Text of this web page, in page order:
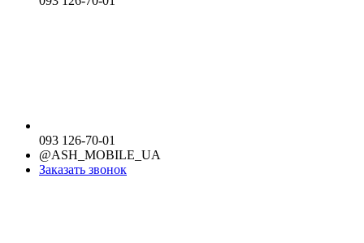
093 126-70-01
@ASH_MOBILE_UA
Заказать звонок